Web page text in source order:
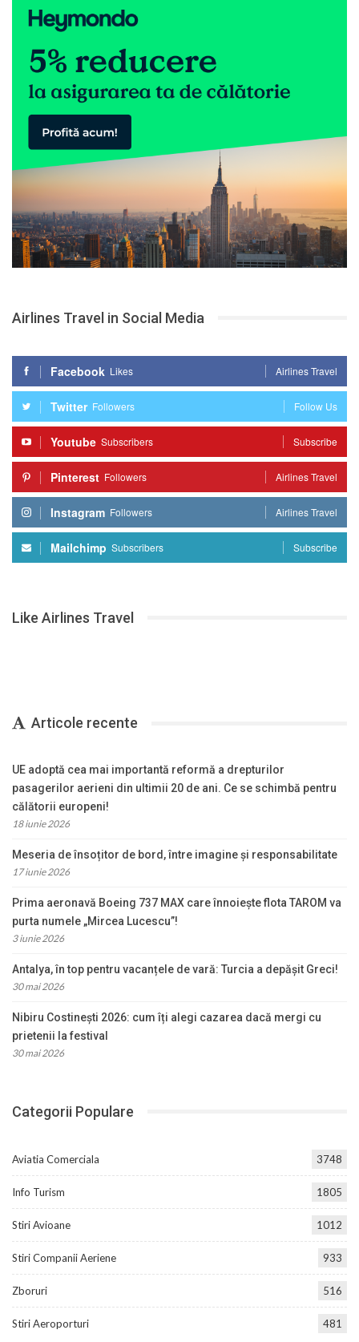
Airlines Travel in Social Media
Facebook Likes Airlines Travel
Twitter Followers Follow Us
Youtube Subscribers Subscribe
Pinterest Followers Airlines Travel
Instagram Followers Airlines Travel
Mailchimp Subscribers Subscribe
Like Airlines Travel
Articole recente
UE adoptă cea mai importantă reformă a drepturilor
pasagerilor aerieni din ultimii 20 de ani. Ce se schimbă pentru
călătorii europeni!
18 iunie 2026
Meseria de însoțitor de bord, între imagine și responsabilitate
17 iunie 2026
Prima aeronavă Boeing 737 MAX care înnoiește flota TAROM va
purta numele „Mircea Lucescu”!
3 iunie 2026
Antalya, în top pentru vacanțele de vară: Turcia a depășit Greci!
30 mai 2026
Nibiru Costinești 2026: cum îți alegi cazarea dacă mergi cu
prietenii la festival
30 mai 2026
Categorii Populare
Aviatia Comerciala 3748
Info Turism 1805
Stiri Avioane 1012
Stiri Companii Aeriene 933
Zboruri 516
Stiri Aeroporturi 481